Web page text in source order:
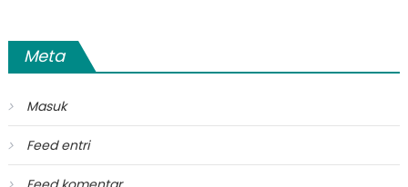
Meta
Masuk
Feed entri